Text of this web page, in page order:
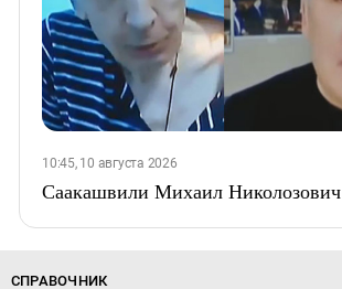
10:45, 10 августа 2026
Саакашвили Михаил Николозович
СПРАВОЧНИК